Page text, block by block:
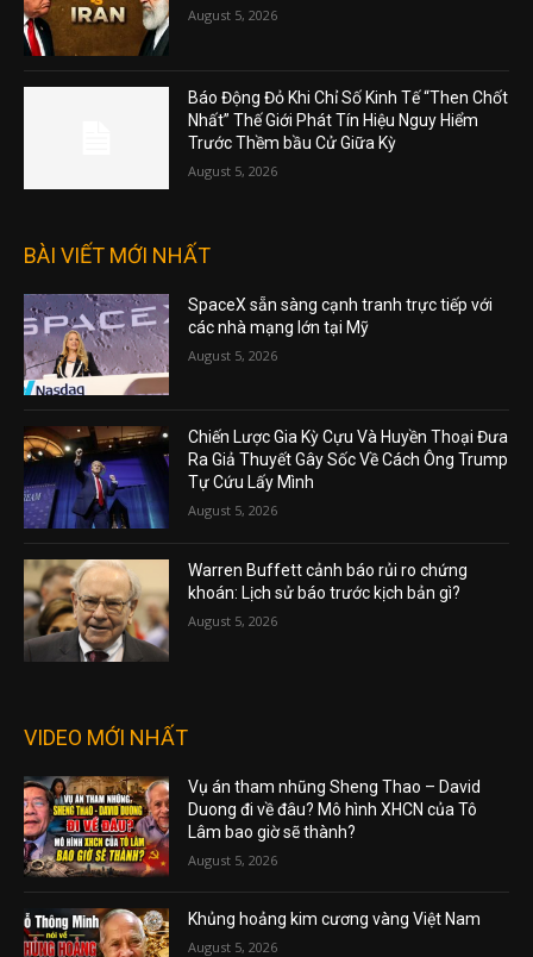
August 5, 2026
Báo Động Đỏ Khi Chỉ Số Kinh Tế “Then Chốt
Nhất” Thế Giới Phát Tín Hiệu Nguy Hiểm
Trước Thềm bầu Cử Giữa Kỳ
August 5, 2026
BÀI VIẾT MỚI NHẤT
SpaceX sẵn sàng cạnh tranh trực tiếp với
các nhà mạng lớn tại Mỹ
August 5, 2026
Chiến Lược Gia Kỳ Cựu Và Huyền Thoại Đưa
Ra Giả Thuyết Gây Sốc Về Cách Ông Trump
Tự Cứu Lấy Mình
August 5, 2026
Warren Buffett cảnh báo rủi ro chứng
khoán: Lịch sử báo trước kịch bản gì?
August 5, 2026
VIDEO MỚI NHẤT
Vụ án tham nhũng Sheng Thao – David
Duong đi về đâu? Mô hình XHCN của Tô
Lâm bao giờ sẽ thành?
August 5, 2026
Khủng hoảng kim cương vàng Việt Nam
August 5, 2026